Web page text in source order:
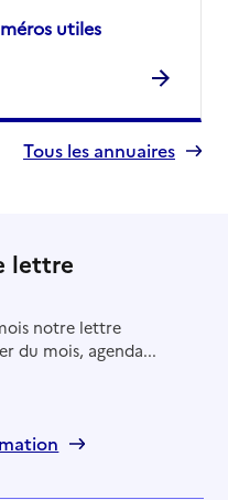
utiles
Tous les annuaires
lettre
notre lettre
du mois, agenda...